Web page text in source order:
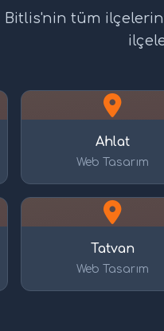
Bitlis'nin tüm
Ahlat
Web Tasarım
Tatvan
Web Tasarım